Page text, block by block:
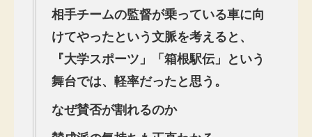
相手チームの監督が乗っている車に向
けてやったという文脈を考えると、
『大学スポーツ」「箱根駅伝」という
舞台では、軽率だったと思う。
なぜ賛否が割れるのか